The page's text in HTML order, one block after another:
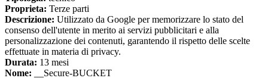
Proprieta: Terze parti
Descrizione: Utilizzato da Google per memorizzare lo stato del
consenso dell'utente in merito ai servizi pubblicitari e alla
personalizzazione dei contenuti, garantendo il rispetto delle scelte
effettuate in materia di privacy.
Durata: 13 mesi
Nome: __Secure-BUCKET